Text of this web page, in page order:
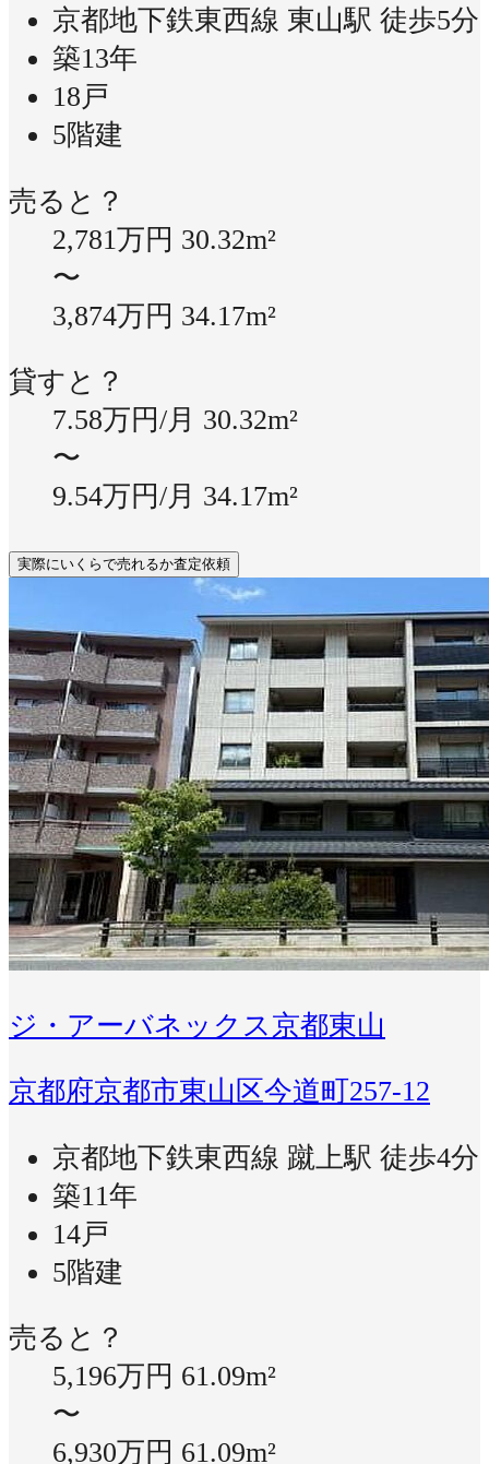
京都地下鉄東西線 東山駅 徒歩5分
築13年
18戸
5階建
売ると？
2,781万円 30.32m²
〜
3,874万円 34.17m²
貸すと？
7.58万円/月 30.32m²
〜
9.54万円/月 34.17m²
実際にいくらで売れるか査定依頼
ジ・アーバネックス京都東山
京都府京都市東山区今道町257-12
京都地下鉄東西線 蹴上駅 徒歩4分
築11年
14戸
5階建
売ると？
5,196万円 61.09m²
〜
6,930万円 61.09m²